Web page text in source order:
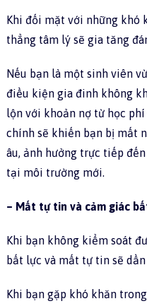
Khi đối mặt với những khó
thẳng tâm lý sẽ gia tăng
Nếu bạn là một sinh viên
điều kiện gia đinh không
lộn với khoản nợ từ học
chính sẽ khiến bạn bị mất
âu, ảnh hưởng trực tiếp
tại môi trường mới.
– Mất tự tin và cảm giác
Khi bạn không kiểm soát
bất lực và mất tự tin sẽ dần
Khi bạn gặp khó khăn